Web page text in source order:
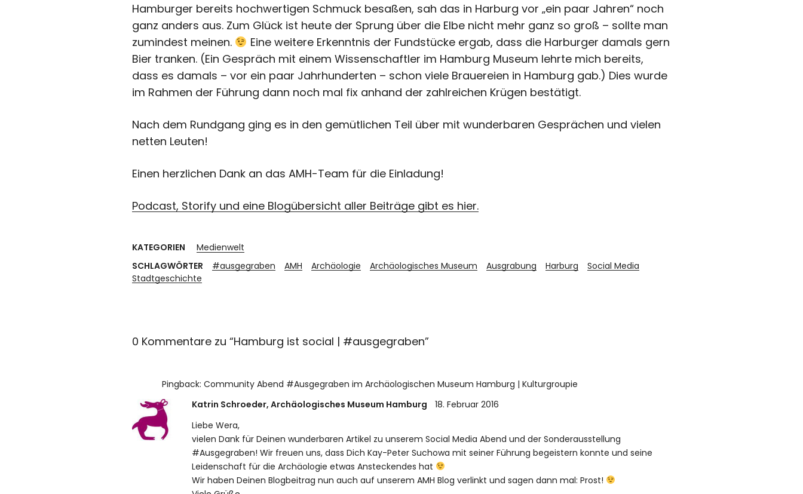
Hamburger bereits hochwertigen Schmuck besaßen, sah das in Harburg vor „ein paar Jahren“ noch
ganz anders aus. Zum Glück ist heute der Sprung über die Elbe nicht mehr ganz so groß – sollte man
zumindest meinen.
Eine weitere Erkenntnis der Fundstücke ergab, dass die Harburger damals gern
Bier tranken. (Ein Gespräch mit einem Wissenschaftler im Hamburg Museum lehrte mich bereits,
dass es damals – vor ein paar Jahrhunderten – schon viele Brauereien in Hamburg gab.) Dies wurde
im Rahmen der Führung dann noch mal fix anhand der zahlreichen Krügen bestätigt.
Nach dem Rundgang ging es in den gemütlichen Teil über mit wunderbaren Gesprächen und vielen
netten Leuten!
Einen herzlichen Dank an das AMH-Team für die Einladung!
Podcast, Storify und eine Blogübersicht aller Beiträge gibt es hier.
KATEGORIEN
Medienwelt
SCHLAGWÖRTER
#ausgegraben AMH Archäologie Archäologisches Museum Ausgrabung Harburg
Social Media
Stadtgeschichte
0 Kommentare zu “Hamburg ist social | #ausgegraben”
Pingback:Community Abend #Ausgegraben im Archäologischen Museum Hamburg | Kulturgroupie
Katrin Schroeder, Archäologisches Museum Hamburg
18. Februar 2016
Liebe Wera,
vielen Dank für Deinen wunderbaren Artikel zu unserem Social Media Abend und der Sonderausstellung
#Ausgegraben! Wir freuen uns, dass Dich Kay-Peter Suchowa mit seiner Führung begeistern konnte und seine
Leidenschaft für die Archäologie etwas Ansteckendes hat
Wir haben Deinen Blogbeitrag nun auch auf unserem AMH Blog verlinkt und sagen dann mal: Prost!